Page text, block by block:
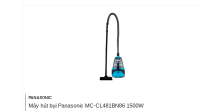
PANASONIC
Máy hút bụi Panasonic MC-CL481BN86 1500W